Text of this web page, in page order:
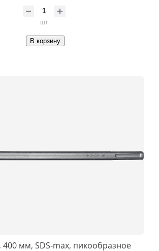
шт
В корзину
мм, SDS-max, пикообразное